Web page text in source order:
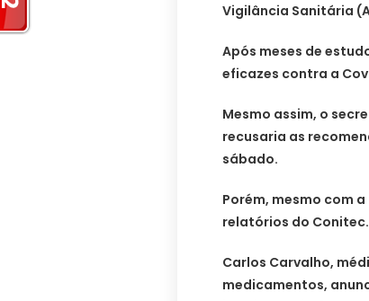
Vigilância Sanitária
Após meses de
eficazes contra a
Mesmo assim, o
recusaria as
sábado.
Porém, mesmo com
relatórios do Conitec.
Carlos Carvalho,
medicamentos,